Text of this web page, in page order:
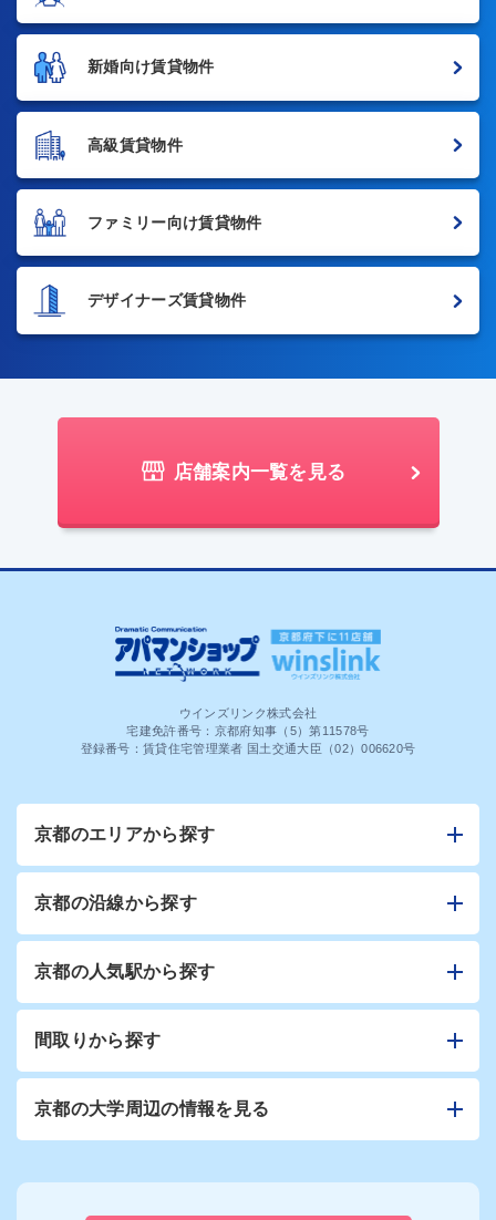
新婚向け賃貸物件
高級賃貸物件
ファミリー向け賃貸物件
デザイナーズ賃貸物件
店舗案内一覧を見る
ウインズリンク株式会社
宅建免許番号：京都府知事（5）第11578号
登録番号：賃貸住宅管理業者 国土交通大臣（02）006620号
京都のエリアから探す
京都の沿線から探す
京都の人気駅から探す
間取りから探す
京都の大学周辺の情報を見る